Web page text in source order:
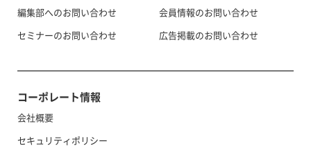
編集部へのお問い合わせ
セミナーのお問い合わせ
会員情報のお問い合わせ
広告掲載のお問い合わせ
コーポレート情報
会社概要
セキュリティポリシー